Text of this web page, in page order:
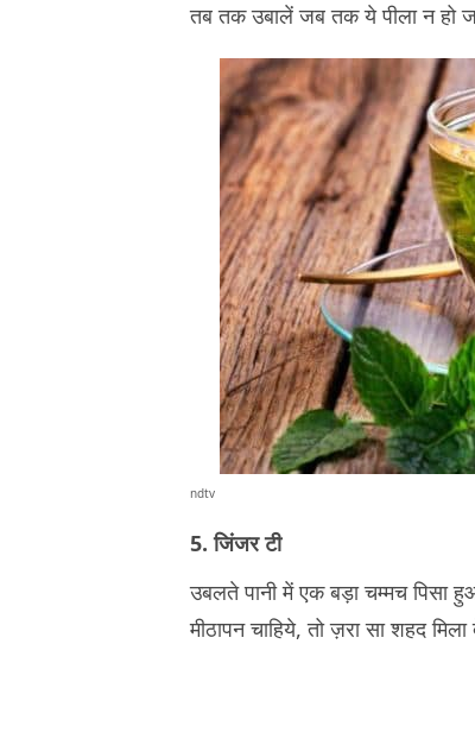
तब तक उबालें जब तक ये पीला न हो
ndtv
5. जिंजर टी
उबलते पानी में एक बड़ा चम्मच पिसा
मीठापन चाहिये, तो ज़रा सा शहद